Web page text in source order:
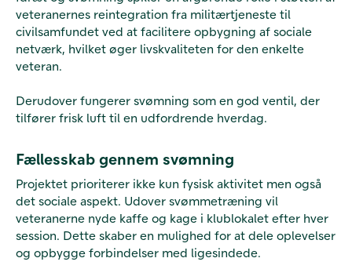
veteranernes reintegration fra militærtjeneste til
civilsamfundet ved at facilitere opbygning af sociale
netværk, hvilket øger livskvaliteten for den enkelte
veteran.
Derudover fungerer svømning som en god ventil, der
tilfører frisk luft til en udfordrende hverdag.
Fællesskab gennem svømning
Projektet prioriterer ikke kun fysisk aktivitet men også
det sociale aspekt. Udover svømmetræning vil
veteranerne nyde kaffe og kage i klublokalet efter hver
session. Dette skaber en mulighed for at dele oplevelser
og opbygge forbindelser med ligesindede.